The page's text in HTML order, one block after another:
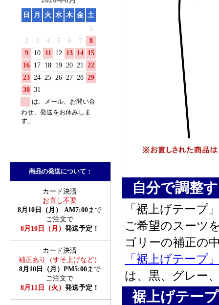
商品の発送について：
自分で調整
「裾上げテープ
ご希望のスーツ
ゴリーの補正の
「裾上げテープ
は、黒、グレー
裾上げテー